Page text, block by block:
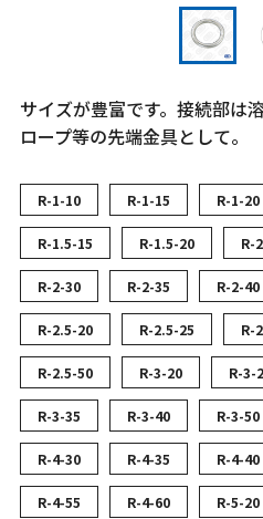
サイズが豊富です。接続部は
ロープ等の先端金具として。
R-1-10 R-1-15 R-1-20
R-1.5-15 R-1.5-20 R-
R-2-30 R-2-35 R-2-40
R-2.5-20 R-2.5-25 R-
R-2.5-50 R-3-20 R-3-
R-3-35 R-3-40 R-3-50
R-4-30 R-4-35 R-4-40
R-4-55 R-4-60 R-5-20